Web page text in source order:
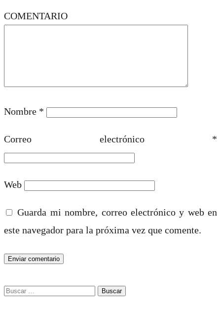
COMENTARIO
Nombre *
Correo electrónico *
Web
Guarda mi nombre, correo electrónico y web en
este navegador para la próxima vez que comente.
Buscar: